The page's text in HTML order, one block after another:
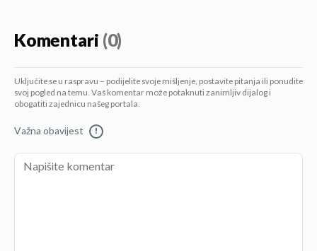
Komentari (0)
Uključite se u raspravu – podijelite svoje mišljenje, postavite pitanja ili ponudite
svoj pogled na temu. Vaš komentar može potaknuti zanimljiv dijalog i
obogatiti zajednicu našeg portala.
Važna obavijest !